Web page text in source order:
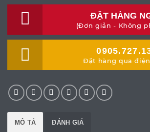
ĐẶT HÀNG
(Đơn giản - Không
Đặt hàng qua
MÔ TẢ ĐÁNH GIÁ